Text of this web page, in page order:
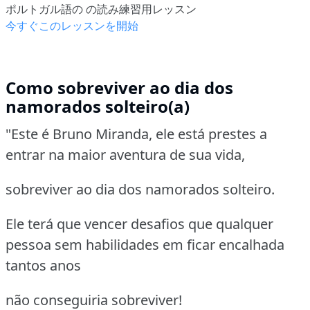
ポルトガル語の の読み練習用レッスン
今すぐこのレッスンを開始
Como sobreviver ao dia dos
namorados solteiro(a)
"Este é Bruno Miranda, ele está prestes a
entrar na maior aventura de sua vida,
sobreviver ao dia dos namorados solteiro.
Ele terá que vencer desafios que qualquer
pessoa sem habilidades em ficar encalhada
tantos anos
não conseguiria sobreviver!